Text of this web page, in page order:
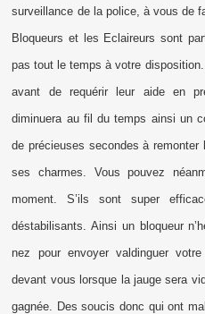
surveillance de la police, à vous de
Bloqueurs et les Eclaireurs sont
pas tout le temps à votre
avant de requérir leur aide en
diminuera au fil du temps ainsi un
de précieuses secondes à
ses charmes. Vous pouvez
moment. S’ils sont super
déstabilisants. Ainsi un bloqueur
nez pour envoyer valdinguer
devant vous lorsque la jauge sera
gagnée. Des soucis donc qui ont